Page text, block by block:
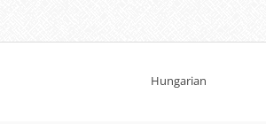
Hungarian